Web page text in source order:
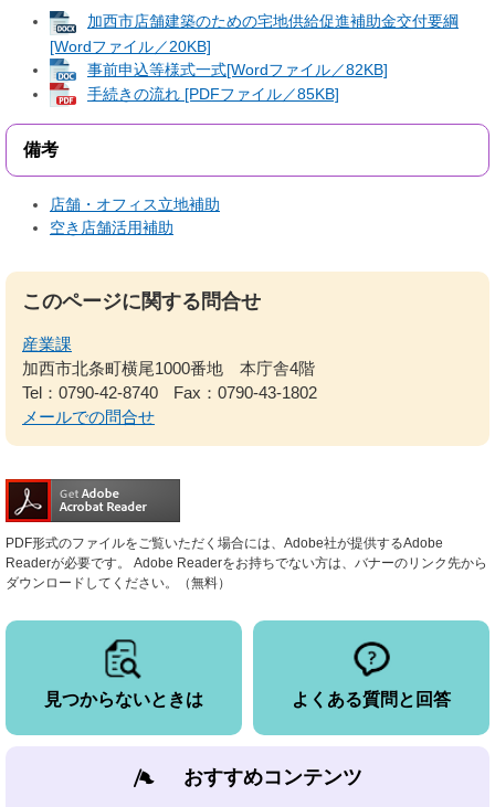
加西市店舗建築のための宅地供給促進補助金交付要綱
[Wordファイル／20KB]
事前申込等様式一式[Wordファイル／82KB]
手続きの流れ [PDFファイル／85KB]
備考
店舗・オフィス立地補助
空き店舗活用補助
このページに関する問合せ
産業課
加西市北条町横尾1000番地 本庁舎4階
Tel：0790-42-8740
Fax：0790-43-1802
メールでの問合せ
PDF形式のファイルをご覧いただく場合には、Adobe社が提供するAdobe
Readerが必要です。
Adobe Readerをお持ちでない方は、バナーのリンク先から
ダウンロードしてください。（無料）
見つからないときは よくある質問と回答
おすすめコンテンツ